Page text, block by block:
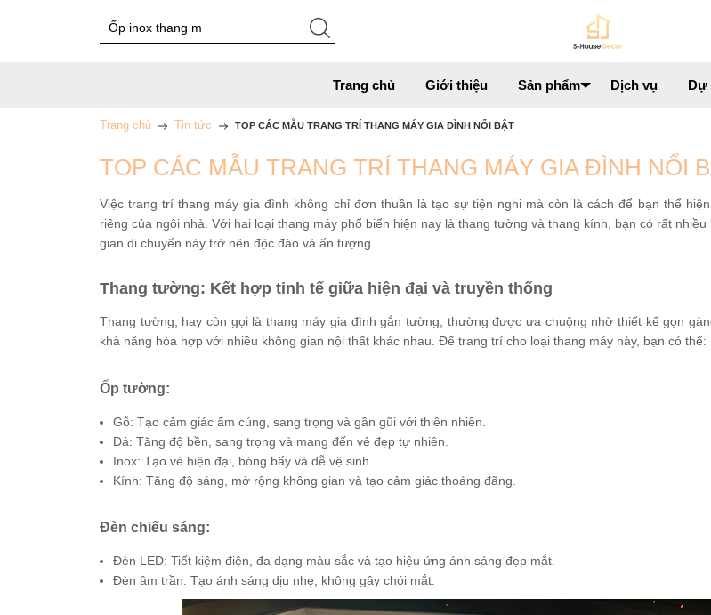
Trang chủ Giới thiệu Sản phẩm Dịch vụ Dự
Trang chủ Tin tức TOP CÁC MẪU TRANG TRÍ THANG MÁY GIA ĐÌNH NỔI BẬT
TOP CÁC MẪU TRANG TRÍ THANG MÁY GIA ĐÌNH NỔI
Việc trang trí thang máy gia đình không chỉ đơn thuần là tạo sự tiện nghi mà còn là cách để bạn thể
riêng của ngôi nhà. Với hai loại thang máy phổ biến hiện nay là thang tường và thang kính, bạn có rất
gian di chuyển này trở nên độc đáo và ấn tượng.
Thang tường: Kết hợp tinh tế giữa hiện đại và truyền thống
Thang tường, hay còn gọi là thang máy gia đình gắn tường, thường được ưa chuộng nhờ thiết kế gọn
khả năng hòa hợp với nhiều không gian nội thất khác nhau. Để trang trí cho loại thang máy này, bạn có thể:
Ốp tường:
Gỗ: Tạo cảm giác ấm cúng, sang trọng và gần gũi với thiên nhiên.
Đá: Tăng độ bền, sang trọng và mang đến vẻ đẹp tự nhiên.
Inox: Tạo vẻ hiện đại, bóng bẩy và dễ vệ sinh.
Kính: Tăng độ sáng, mở rộng không gian và tạo cảm giác thoáng đãng.
Đèn chiếu sáng:
Đèn LED: Tiết kiệm điện, đa dạng màu sắc và tạo hiệu ứng ánh sáng đẹp mắt.
Đèn âm trần: Tạo ánh sáng dịu nhẹ, không gây chói mắt.